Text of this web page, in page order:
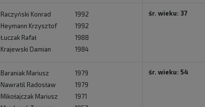
Raczyński Konrad
1992
Heymann Krzysztof
1992
Łuczak Rafał
1988
Krajewski Damian 1984
śr. wieku: 37
Baraniak Mariusz
1979
Nawratil Radosław
1979
Mikołajczak Mariusz
1971
śr. wieku: 54